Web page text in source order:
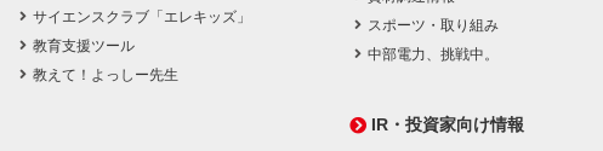
サイエンスクラブ「エレキッズ」
教育支援ツール
教えて！よっしー先生
スポーツ・取り組み
中部電力、挑戦中。
IR・投資家向け情報